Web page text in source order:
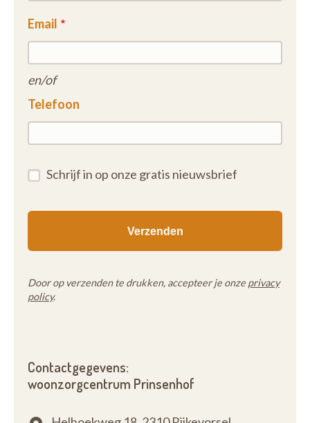
Email
en/of
Telefoon
Schrijf in op onze gratis nieuwsbrief
Door op verzenden te drukken, accepteer je onze privacy
policy.
Contactgegevens:
woonzorgcentrum Prinsenhof